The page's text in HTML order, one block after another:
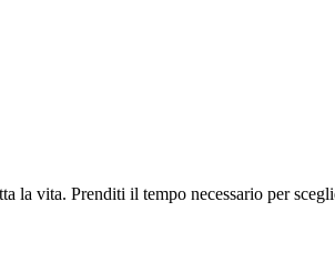
la vita. Prenditi il tempo necessario per